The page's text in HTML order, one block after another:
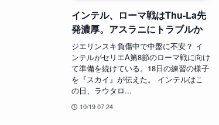
インテル、ローマ戦はThu-La先
発濃厚。アスラニにトラブルか
ジエリンスキ負傷中で中盤に不安？ イ
ンテルがセリエA第8節のローマ戦に向け
て準備を続けている。18日の練習の様子
を『スカイ』が伝えた。 インテルはこ
の日、ラウタロ...
10/19 07:24